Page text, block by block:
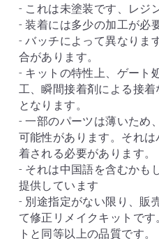
- これは未塗装です、レジ
- 装着には多少の加工が必
- バッチによって異なりま
合があります。
- キットの特性上、ゲート
工、瞬間接着剤による接
となります。
- 一部のパーツは薄いため
可能性があります。それ
着される必要があります。
- それは中国語を含むかも
提供しています
- 別途指定がない限り、販
て修正リメイクキットで
トと同等以上の品質です。